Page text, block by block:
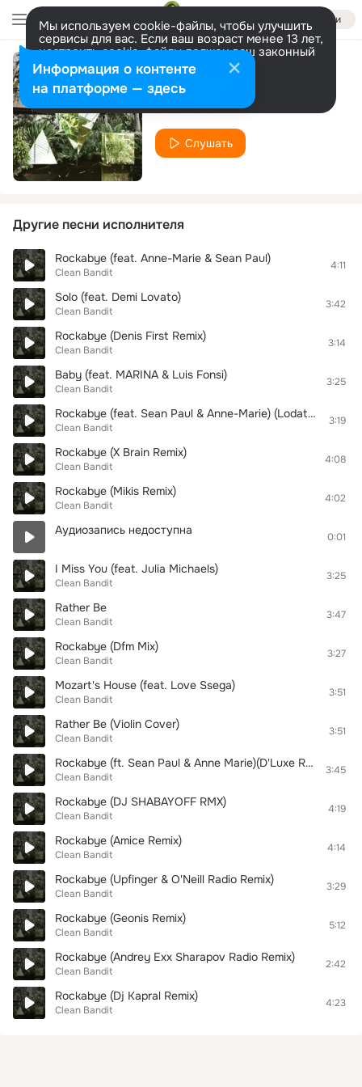
Войти
Мы используем cookie-файлы, чтобы улучшить
сервисы для вас. Если ваш возраст менее 13 лет,
настроить cookie-файлы должен ваш законный
представитель. Больше информации
Разрешить все Настроить
Dust Clears
Clean Bandit
Слушать
Другие песни исполнителя
Rockabye (feat. Anne-Marie & Sean Paul)
Clean Bandit
4:11
Solo (feat. Demi Lovato)
Clean Bandit
3:42
Rockabye (Denis First Remix)
Clean Bandit
3:14
Baby (feat. MARINA & Luis Fonsi)
Clean Bandit
3:25
Rockabye (feat. Sean Paul & Anne-Marie) (Lodato & Joseph Duveen Remix)
Clean Bandit
3:19
Rockabye (X Brain Remix)
Clean Bandit
4:08
Rockabye (Mikis Remix)
Clean Bandit
4:02
Аудиозапись недоступна 0:01
I Miss You (feat. Julia Michaels)
Clean Bandit
3:25
Rather Be
Clean Bandit
3:47
Rockabye (Dfm Mix)
Clean Bandit
3:27
Mozart's House (feat. Love Ssega)
Clean Bandit
3:51
Rather Be (Violin Cover)
Clean Bandit
3:51
Rockabye (ft. Sean Paul & Anne Marie)(D'Luxe Remix)
Clean Bandit
3:45
Rockabye (DJ SHABAYOFF RMX)
Clean Bandit
4:19
Rockabye (Amice Remix)
Clean Bandit
4:14
Rockabye (Upfinger & O'Neill Radio Remix)
Clean Bandit
3:29
Rockabye (Geonis Remix)
Clean Bandit
5:12
Rockabye (Andrey Exx Sharapov Radio Remix)
Clean Bandit
2:42
Rockabye (Dj Kapral Remix)
Clean Bandit
4:23
Информация о контенте
на платформе — здесь